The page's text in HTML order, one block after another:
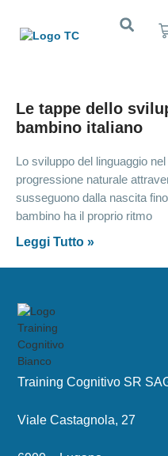
Le tappe dello
bambino italiano
Lo sviluppo del linguaggio
progressione naturale
susseguono dalla nascita
bambino ha il proprio ritmo
Leggi Tutto »
Training Cognitivo SR
Viale Castagnola, 27